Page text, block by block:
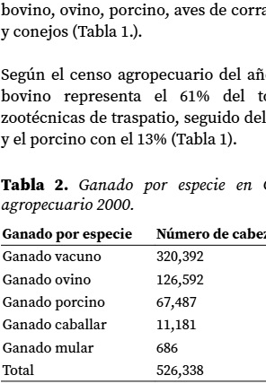
Tabla 2. Ganado por especie en
agropecuario 2000.
bovino, ovino, porcino, aves de corral
y conejos (Tabla 1.).
Según el censo agropecuario del año
bovino
representa el 61% del
zootécnicas de traspatio, seguido del
y el porcino con el 13% (Tabla 1).
Ganado por especie
Número de cabezas
Ganado vacuno
320,392
Ganado ovino
126,592
Ganado porcino
67,487
Ganado caballar
11,181
Ganado mular
686
Total
526,338